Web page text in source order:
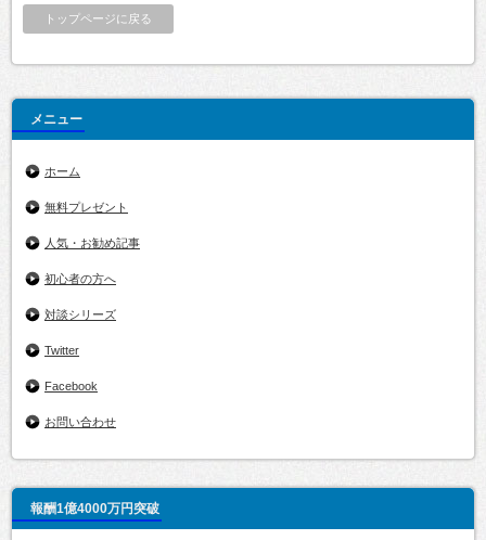
トップページに戻る
メニュー
ホーム
無料プレゼント
人気・お勧め記事
初心者の方へ
対談シリーズ
Twitter
Facebook
お問い合わせ
報酬1億4000万円突破